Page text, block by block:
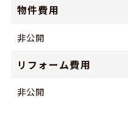
物件費用
非公開
リフォーム費用
非公開